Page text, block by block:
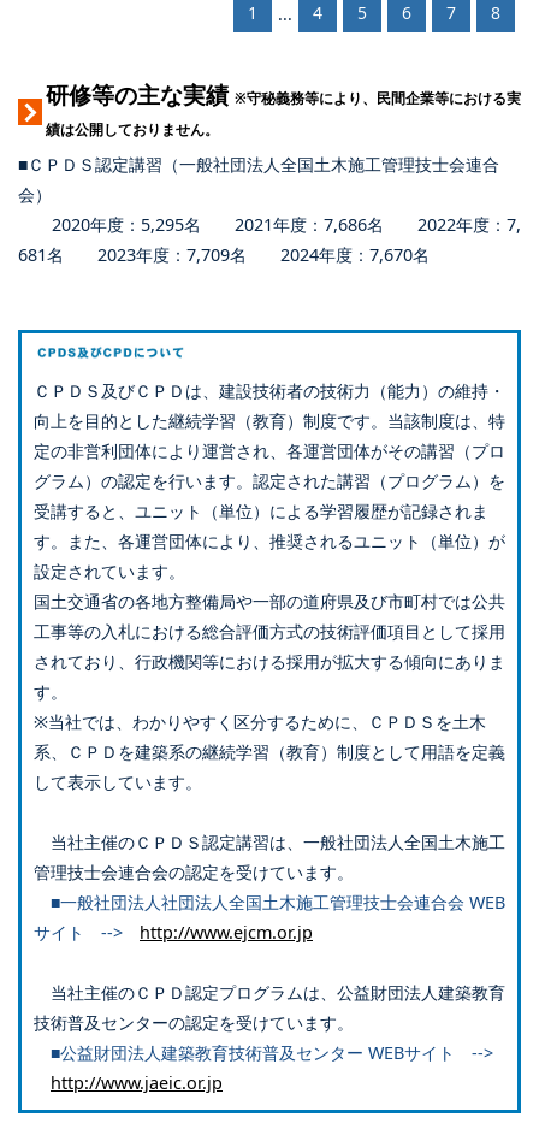
1 ... 4 5 6 7 8
研修等の主な実績 ※守秘義務等により、民間企業等における実
績は公開しておりません。
■ＣＰＤＳ認定講習（一般社団法人全国土木施工管理技士会連合
会）
2020年度：5,295名 2021年度：7,686名 2022年度：7,
681名 2023年度：7,709名 2024年度：7,670名
ＣＰＤＳ及びＣＰＤは、建設技術者の技術力（能力）の維持・
向上を目的とした継続学習（教育）制度です。当該制度は、特
定の非営利団体により運営され、各運営団体がその講習（プロ
グラム）の認定を行います。認定された講習（プログラム）を
受講すると、ユニット（単位）による学習履歴が記録されま
す。また、各運営団体により、推奨されるユニット（単位）が
設定されています。
国土交通省の各地方整備局や一部の道府県及び市町村では公共
工事等の入札における総合評価方式の技術評価項目として採用
されており、行政機関等における採用が拡大する傾向にありま
す。
※当社では、わかりやすく区分するために、ＣＰＤＳを土木
系、ＣＰＤを建築系の継続学習（教育）制度として用語を定義
して表示しています。
当社主催のＣＰＤＳ認定講習は、一般社団法人全国土木施工
管理技士会連合会の認定を受けています。
■一般社団法人社団法人全国土木施工管理技士会連合会 WEB
サイト --> http://www.ejcm.or.jp
当社主催のＣＰＤ認定プログラムは、公益財団法人建築教育
技術普及センターの認定を受けています。
■公益財団法人建築教育技術普及センター WEBサイト -->
http://www.jaeic.or.jp